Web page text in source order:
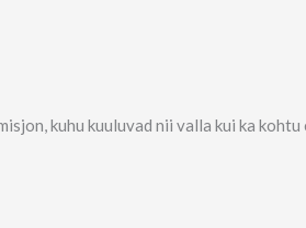
kuhu kuuluvad nii valla kui ka